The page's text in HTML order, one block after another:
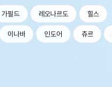
가필드 레오나르도 힐스
이나바 인도어 츄르